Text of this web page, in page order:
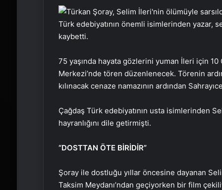
Türk edebiyatının önemli isimlerinden yazar,
kaybetti.
75 yaşında hayata gözlerini yuman İleri için
Merkezi’nde tören düzenlenecek. Törenin
kılınacak cenaze namazının ardından
Çağdaş Türk edebiyatının usta isimlerinden
hayranlığını dile getirmişti.
“DOSTTAN ÖTE BİRİDİR”
Şoray ile dostluğu yıllar öncesine dayanan
Taksim Meydanı’ndan geçiyorken bir film